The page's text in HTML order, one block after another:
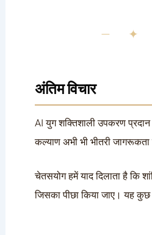
— ✦
अंतिम विचार
AI युग शक्तिशाली उपकरण
कल्याण अभी भी भीतरी
चेतसयोग हमें याद दिलाता है कि
जिसका पीछा किया जाए। यह